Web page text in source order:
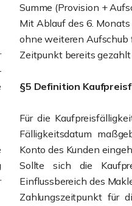
Summe (Provision +
Mit Ablauf des 6.
ohne weiteren Aufschub
Zeitpunkt bereits
§5 Definition
Für die
Fälligkeitsdatum
Konto des Kunden
Sollte sich die
Einflussbereich des
Zahlungszeitpunkt für